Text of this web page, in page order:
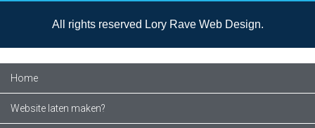
All rights reserved Lory Rave Web Design.
Home
Website laten maken?